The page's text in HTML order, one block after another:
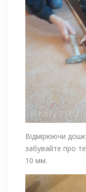
Відмірюючи
забувайте про
10 мм.